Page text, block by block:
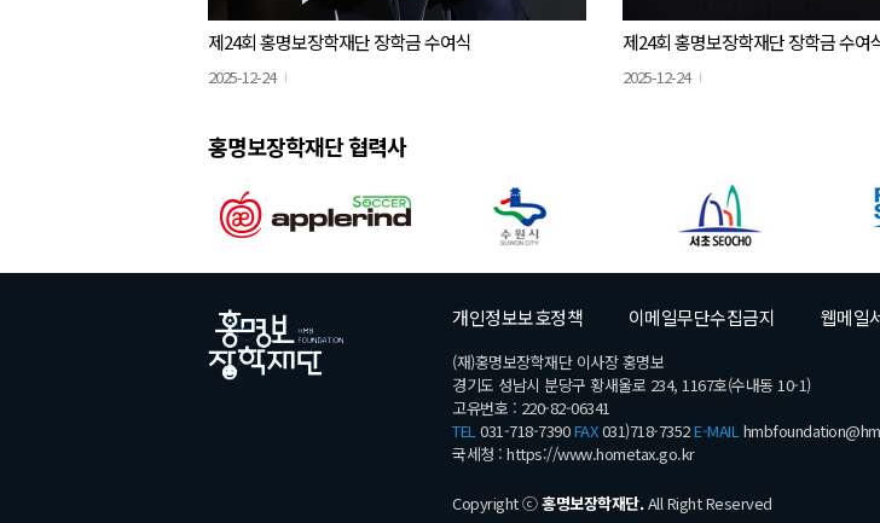
제24회 홍명보장학재단 장학금 수여식
2025-12-24
제24회 홍명보장학재단 장학금 수여
2025-12-24
홍명보장학재단 협력사
개인정보보호정책 이메일무단수집금지 웹메일
(재)홍명보장학재단 이사장 홍명보
경기도 성남시 분당구 황새울로 234, 1167호(수내동 10-1)
고유번호 : 220-82-06341
TEL031-718-7390FAX031)718-7352E-MAIL
국세청 : https://www.hometax.go.kr
Copyright ⓒ홍명보장학재단.All Right Reserved